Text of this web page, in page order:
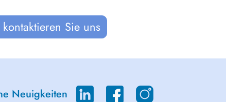
Sie uns
Neuigkeiten